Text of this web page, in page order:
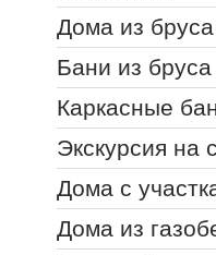
Дома из бруса
Бани из бруса
Каркасные
Экскурсия на
Дома с
Дома из